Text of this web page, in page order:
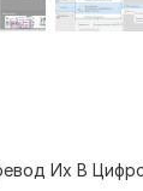
Их В